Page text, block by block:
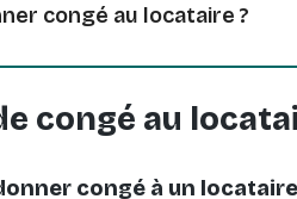
congé au locataire ?
congé au
congé à un locataire